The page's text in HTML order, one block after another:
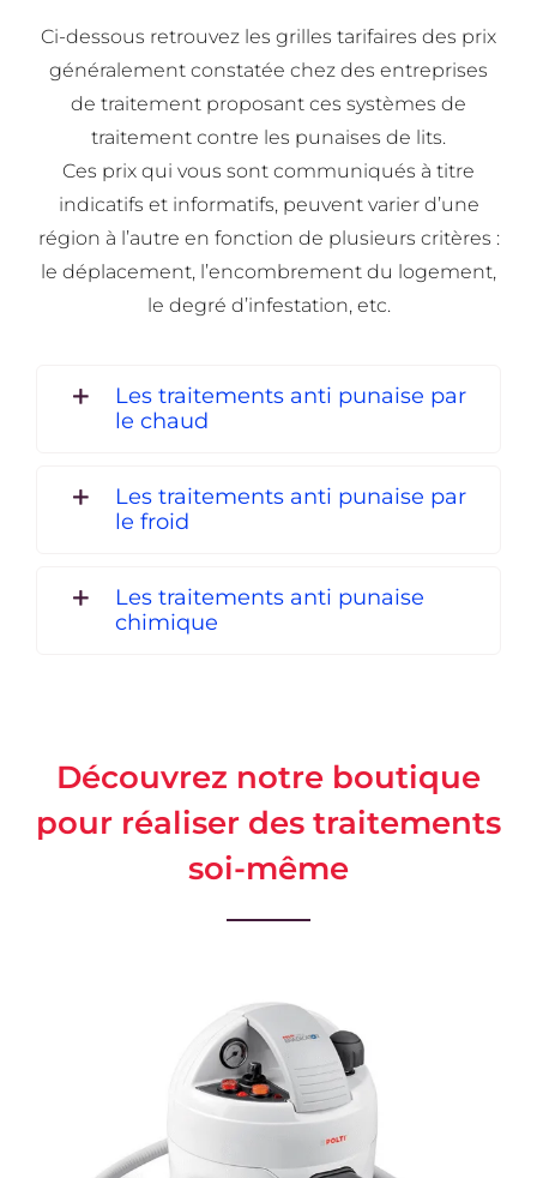
Ci-dessous retrouvez les grilles tarifaires des prix
généralement constatée chez des entreprises
de traitement proposant ces systèmes de
traitement contre les punaises de lits.
Ces prix qui vous sont communiqués à titre
indicatifs et informatifs, peuvent varier d’une
région à l’autre en fonction de plusieurs critères :
le déplacement, l’encombrement du logement,
le degré d’infestation, etc.
Les traitements anti punaise par
le chaud
Les traitements anti punaise par
le froid
Les traitements anti punaise
chimique
Découvrez notre boutique
pour réaliser des traitements
soi-même